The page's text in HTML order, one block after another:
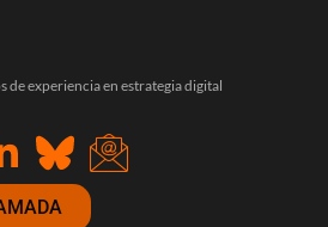
de experiencia en estrategia digital